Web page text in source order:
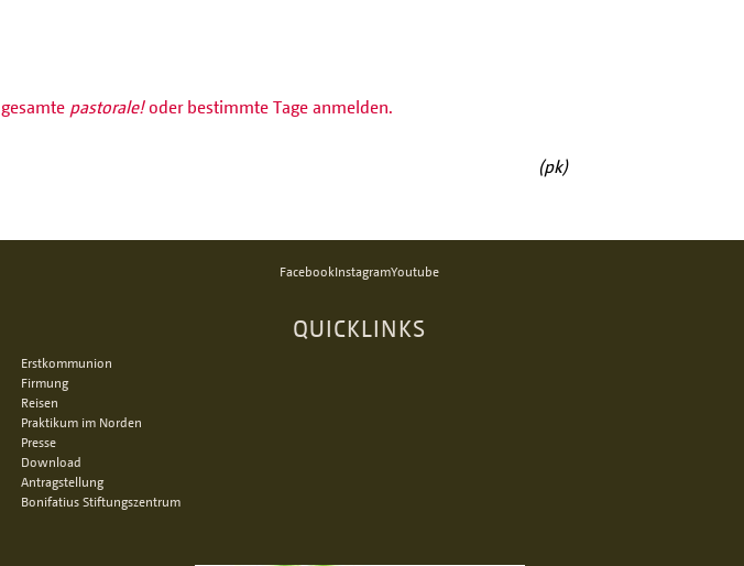
pastorale!oder bestimmte Tage anmelden.
(pk)
FacebookInstagramYoutube
QUICKLINKS
Erstkommunion
Firmung
Reisen
Praktikum im Norden
Presse
Download
Antragstellung
Bonifatius Stiftungszentrum